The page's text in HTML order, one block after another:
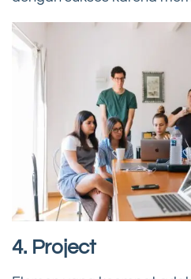
4. Project